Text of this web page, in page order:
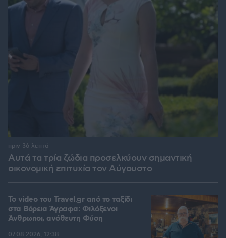
Αυτά τα τρία ζώδια προσελκύουν σημαντική
οικονομική επιτυχία τον Αύγουστο
πριν 36 λεπτά
To video του Travel.gr από το ταξίδι
στα Βόρεια Άγραφα: Φιλόξενοι
Άνθρωποι, ανόθευτη Φύση
07.08.2026, 12:38